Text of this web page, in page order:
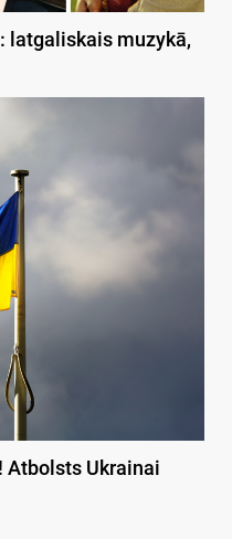
latgaliskais muzykā,
Atbolsts Ukrainai